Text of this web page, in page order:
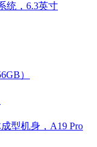
统，6.3英寸
型机身，A19 Pro